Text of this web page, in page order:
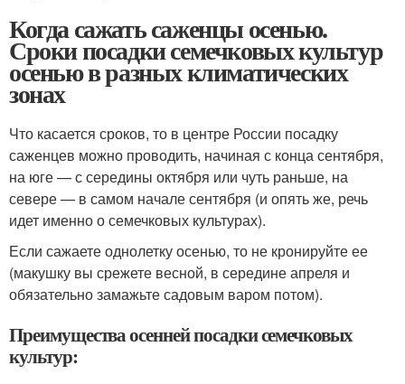
Когда сажать саженцы осенью.
Сроки посадки семечковых культур
осенью в разных климатических
зонах
Что касается сроков, то в центре России посадку
саженцев можно проводить, начиная с конца сентября,
на юге — с середины октября или чуть раньше, на
севере — в самом начале сентября (и опять же, речь
идет именно о семечковых культурах).
Если сажаете однолетку осенью, то не кронируйте ее
(макушку вы срежете весной, в середине апреля и
обязательно замажьте садовым варом потом).
Преимущества осенней посадки семечковых
культур: